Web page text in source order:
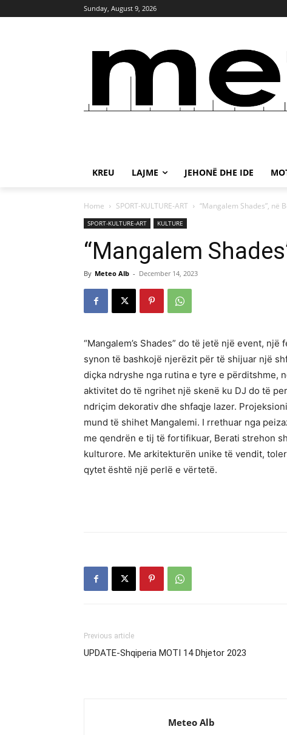
Sunday, August 9, 2026
KREU LAJME JEHONË DHE IDE
Home SPORT-KULTURE-ART “Mangalem Shades”, në
SPORT-KULTURE-ART KULTURE
“Mangalem
By Meteo Alb - December 14, 2023
“Mangalem’s Shades” do të jetë një event,
synon të bashkojë njerëzit për të shijuar një
diçka ndryshe nga rutina e tyre e përditshme,
aktivitet do të ngrihet një skenë ku DJ do të
ndriçim dekorativ dhe shfaqje lazer.
mund të shihet Mangalemi. I rrethuar nga
me qendrën e tij të fortifikuar, Berati strehon
kulturore. Me arkitekturën unike të vendit,
qytet është një perlë e vërtetë.
Previous article
UPDATE-Shqiperia MOTI 14 Dhjetor 2023
Meteo Alb